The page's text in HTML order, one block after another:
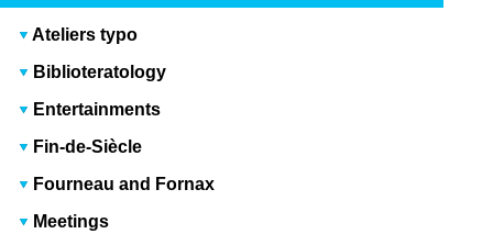
Ateliers typo
Biblioteratology
Entertainments
Fin-de-Siècle
Fourneau and Fornax
Meetings